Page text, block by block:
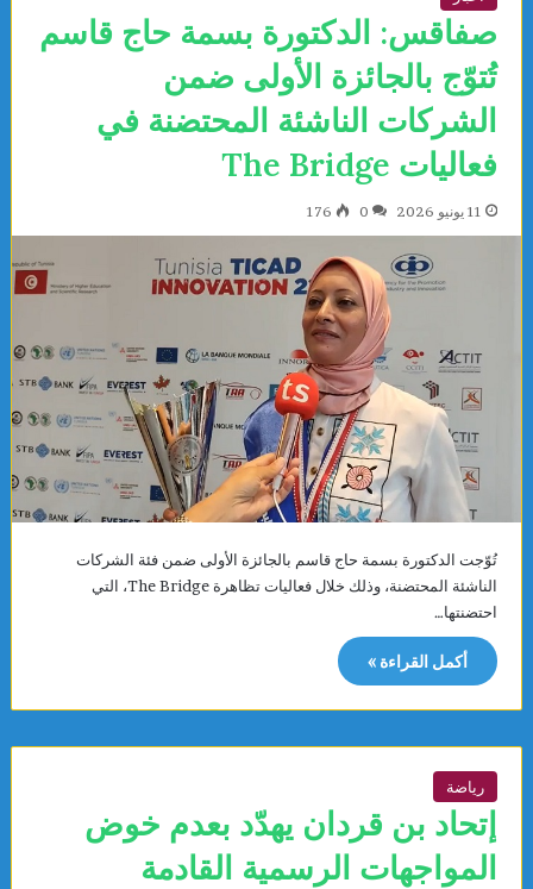
صفاقس: الدكتورة بسمة حاج قاسم
تُتوّج بالجائزة الأولى ضمن
الشركات الناشئة المحتضنة في
فعاليات The Bridge
11 يونيو 2026 0
176
تُوّجت الدكتورة بسمة حاج قاسم بالجائزة الأولى ضمن فئة الشركات
الناشئة المحتضنة، وذلك خلال فعاليات تظاهرة The Bridge، التي
احتضنتها…
أكمل القراءة »
رياضة
إتحاد بن قردان يهدّد بعدم خوض
المواجهات الرسمية القادمة